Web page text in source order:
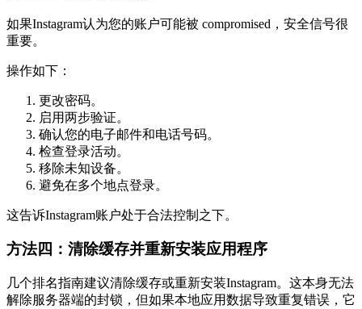
如果Instagram认为您的账户可能被 compromised，安全信号很
重要。
操作如下：
更改密码。
启用两步验证。
确认您的电子邮件和电话号码。
检查登录活动。
移除未知设备。
避免在多个地点登录。
这告诉Instagram账户处于合法控制之下。
方法四：清除缓存并重新安装应用程序
几个排名指南建议清除缓存或重新安装Instagram。这本身无法
解除服务器端的封锁，但如果本地应用数据导致重复错误，它